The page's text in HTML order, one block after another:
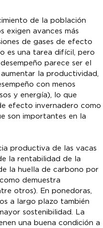
de la población
exigen avances más
de gases de efecto
es una tarea difícil, pero
parece ser el
la productividad,
con menos
y energía), lo que
efecto invernadero como
son importantes en la
productiva de las vacas
la rentabilidad de la
la huella de carbono por
demuestra
otros). En ponedoras,
a largo plazo también
sostenibilidad. La
una buena condición a